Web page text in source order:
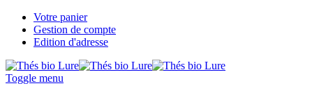
Votre panier
Gestion de compte
Edition d'adresse
Toggle menu